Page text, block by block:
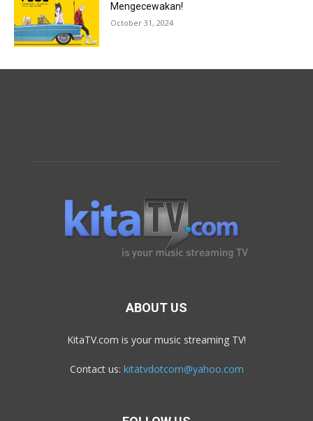
Mengecewakan!
October 31, 2024
ABOUT US
KitaTV.com is your music streaming TV!
Contact us: kitatvdotcom@yahoo.com